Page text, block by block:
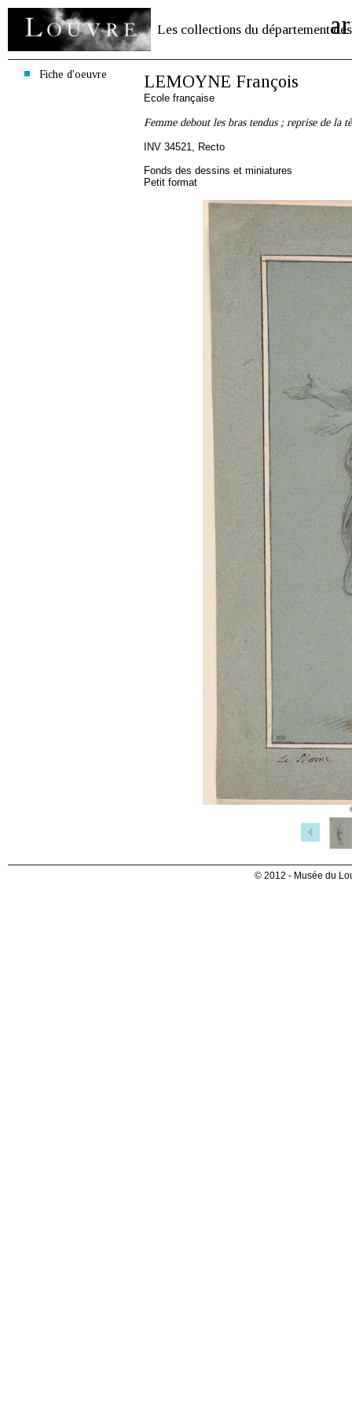
Les collections du département des
Fiche d'oeuvre LEMOYNE François
Ecole française
Femme debout les bras tendus ; reprise de la
INV 34521, Recto
Fonds des dessins et miniatures
Petit format
© 2012 - Musée du